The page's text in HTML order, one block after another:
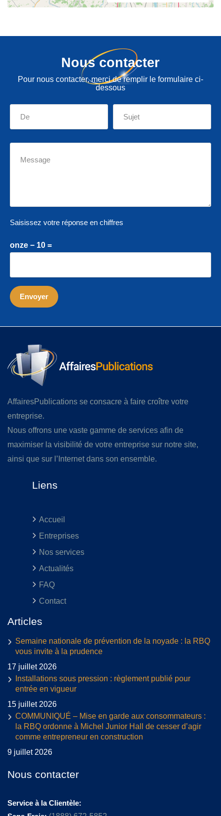
Nous contacter
Pour nous contacter, merci de remplir le formulaire ci-
dessous
Saisissez votre réponse en chiffres
onze − 10 =
AffairesPublications se consacre à faire croître votre
entreprise.
Nous offrons une vaste gamme de services afin de
maximiser la visibilité de votre entreprise sur notre site,
ainsi que sur l’Internet dans son ensemble.
Liens
Accueil
Entreprises
Nos services
Actualités
FAQ
Contact
Articles
Semaine nationale de prévention de la noyade : la RBQ
vous invite à la prudence
17 juillet 2026
Installations sous pression : règlement publié pour
entrée en vigueur
15 juillet 2026
COMMUNIQUÉ – Mise en garde aux consommateurs :
la RBQ ordonne à Michel Junior Hall de cesser d’agir
comme entrepreneur en construction
9 juillet 2026
Nous contacter
Service à la Clientèle: